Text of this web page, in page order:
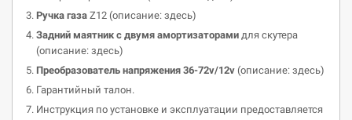
Ручка газа Z12 (описание: здесь)
Задний маятник с двумя амортизаторами для скутера
(описание: здесь)
Преобразователь напряжения 36-72v/12v (описание: здесь)
Гарантийный талон.
Инструкция по установке и эксплуатации предоставляется